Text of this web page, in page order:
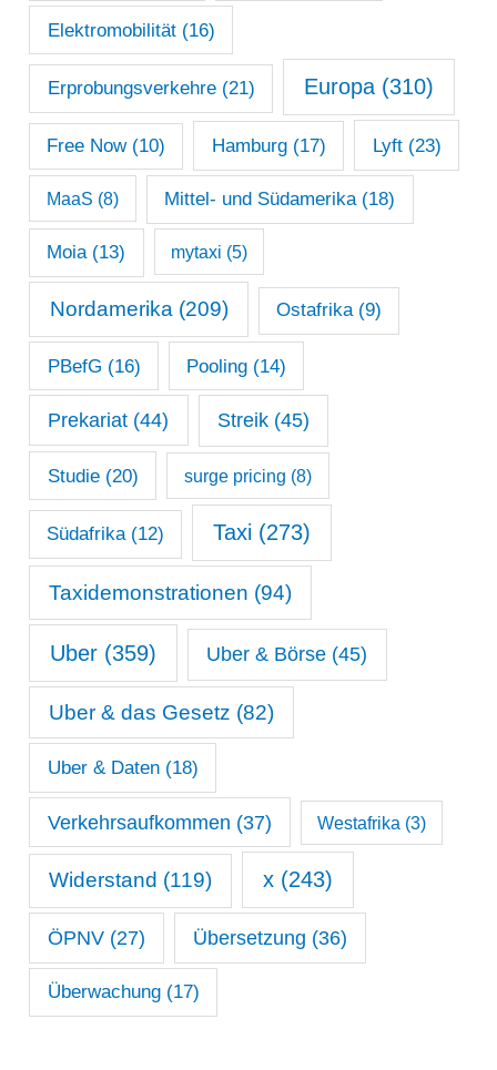
Elektromobilität(16)
Erprobungsverkehre(21) Europa (310)
Free Now(10) Hamburg(17) Lyft(23)
MaaS (8) Mittel- und Südamerika(18)
Moia(13) mytaxi (5)
Nordamerika(209) Ostafrika(9)
PBefG (16) Pooling (14)
Prekariat (44) Streik(45)
Studie(20) surge pricing (8)
Südafrika(12) Taxi (273)
Taxidemonstrationen (94)
Uber (359) Uber & Börse (45)
Uber & das Gesetz (82)
Uber & Daten(18)
Verkehrsaufkommen (37) Westafrika (3)
Widerstand (119) x(243)
ÖPNV(27) Übersetzung (36)
Überwachung(17)